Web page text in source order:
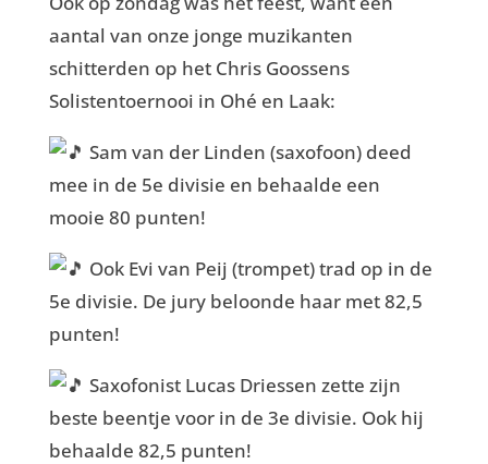
aantal van onze jonge muzikanten
schitterden op het Chris Goossens
Solistentoernooi in Ohé en Laak:
Sam van der Linden (saxofoon) deed
mee in de 5e divisie en behaalde een
mooie 80 punten!
Ook Evi van Peij (trompet) trad op in de
5e divisie. De jury beloonde haar met 82,5
punten!
Saxofonist Lucas Driessen zette zijn
beste beentje voor in de 3e divisie. Ook hij
behaalde 82,5 punten!